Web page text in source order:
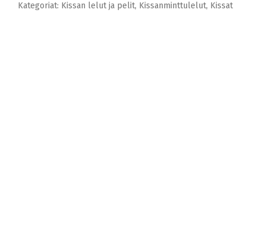
Kategoriat: Kissan lelut ja pelit, Kissanminttulelut, Kissat